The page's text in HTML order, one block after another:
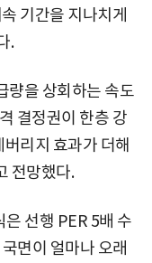
기간을 지나치게
.
량을 상회하는 속도
결정권이 한층 강
리지 효과가 더해
전망했다.
선행 PER 5배 수
면이 얼마나 오래